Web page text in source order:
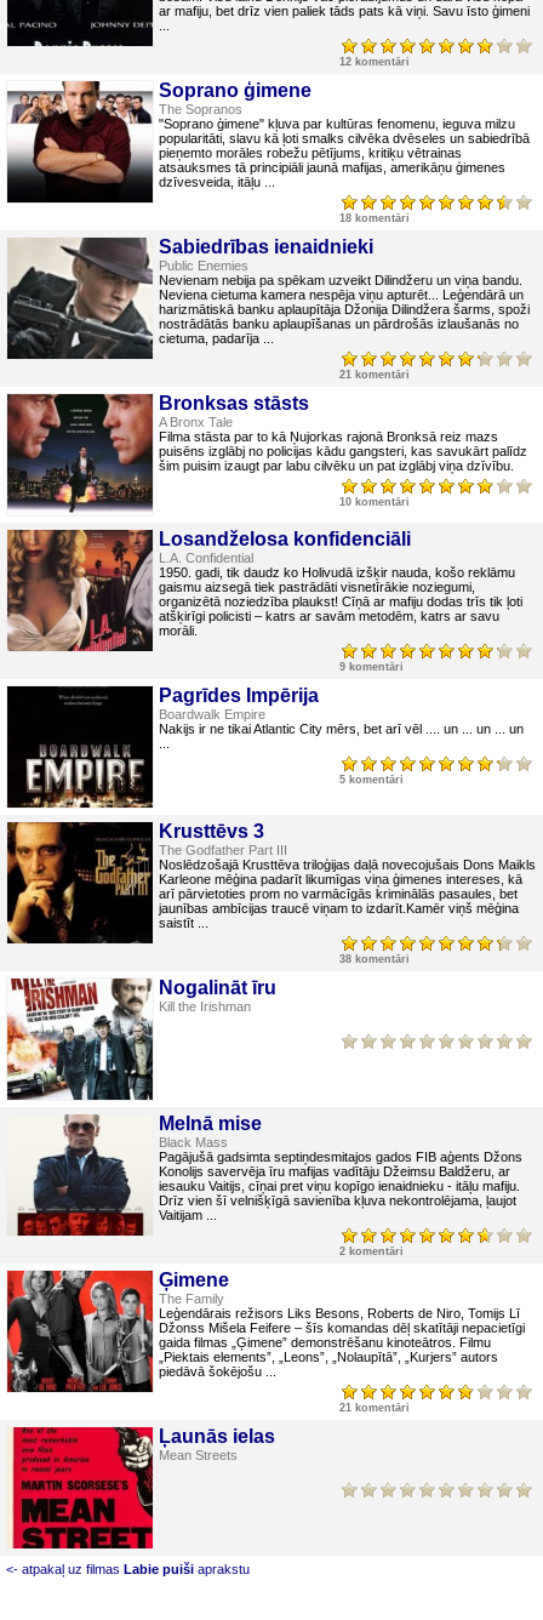
ar mafiju, bet drīz vien paliek tāds pats kā viņi. Savu īsto ģimeni
12 komentāri
Soprano ģimene
The Sopranos
"Soprano ģimene" kļuva par kultūras fenomenu, ieguva milzu
popularitāti, slavu kā ļoti smalks cilvēka dvēseles un sabiedrībā
pieņemto morāles robežu pētījums, kritiķu vētrainas
atsauksmes tā principiāli jaunā mafijas, amerikāņu ģimenes
dzīvesveida, itāļu ...
18 komentāri
Sabiedrības ienaidnieki
Public Enemies
Nevienam nebija pa spēkam uzveikt Dilindžeru un viņa bandu.
Neviena cietuma kamera nespēja viņu apturēt... Leģendārā un
harizmātiskā banku aplaupītāja Džonija Dilindžera šarms, spoži
nostrādātās banku aplaupīšanas un pārdrošās izlaušanās no
cietuma, padarīja ...
21 komentāri
Bronksas stāsts
A Bronx Tale
Filma stāsta par to kā Ņujorkas rajonā Bronksā reiz mazs
puisēns izglābj no policijas kādu gangsteri, kas savukārt palīdz
šim puisim izaugt par labu cilvēku un pat izglābj viņa dzīvību.
10 komentāri
Losandželosa konfidenciāli
L.A. Confidential
1950. gadi, tik daudz ko Holivudā izšķir nauda, košo reklāmu
gaismu aizsegā tiek pastrādāti visnetīrākie noziegumi,
organizētā noziedzība plaukst! Cīņā ar mafiju dodas trīs tik ļoti
atšķirīgi policisti – katrs ar savām metodēm, katrs ar savu
morāli.
9 komentāri
Pagrīdes Impērija
Boardwalk Empire
Nakijs ir ne tikai Atlantic City mērs, bet arī vēl .... un ... un ... un
5 komentāri
Krusttēvs 3
The Godfather Part III
Noslēdzošajā Krusttēva triloģijas daļā novecojušais Dons Maikls
Karleone mēģina padarīt likumīgas viņa ģimenes intereses, kā
arī pārvietoties prom no varmācīgās kriminālās pasaules, bet
jaunības ambīcijas traucē viņam to izdarīt.Kamēr viņš mēģina
saistīt ...
38 komentāri
Nogalināt īru
Kill the Irishman
Melnā mise
Black Mass
Pagājušā gadsimta septiņdesmitajos gados FIB aģents Džons
Konolijs savervēja īru mafijas vadītāju Džeimsu Baldžeru, ar
iesauku Vaitijs, cīņai pret viņu kopīgo ienaidnieku - itāļu mafiju.
Drīz vien šī velnišķīgā savienība kļuva nekontrolējama, ļaujot
Vaitijam ...
2 komentāri
Ģimene
The Family
Leģendārais režisors Liks Besons, Roberts de Niro, Tomijs Lī
Džonss Mišela Feifere – šīs komandas dēļ skatītāji nepacietīgi
gaida filmas „Ģimene” demonstrēšanu kinoteātros. Filmu
„Piektais elements”, „Leons”, „Nolaupītā”, „Kurjers” autors
piedāvā šokējošu ...
21 komentāri
Ļaunās ielas
Mean Streets
<- atpakaļ uz filmas Labie puiši aprakstu